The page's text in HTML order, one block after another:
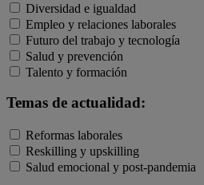
Diversidad e igualdad
Empleo y relaciones laborales
Futuro del trabajo y tecnología
Salud y prevención
Talento y formación
Temas de actualidad:
Reformas laborales
Reskilling y upskilling
Salud emocional y post-pandemia